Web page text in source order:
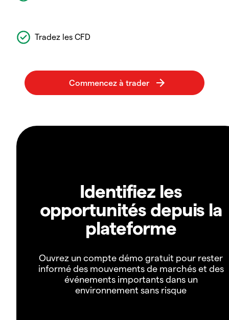
Tradez les CFD
Identifiez les
opportunités depuis la
plateforme
Ouvrez un compte démo gratuit pour rester
informé des mouvements de marchés et des
événements importants dans un
environnement sans risque